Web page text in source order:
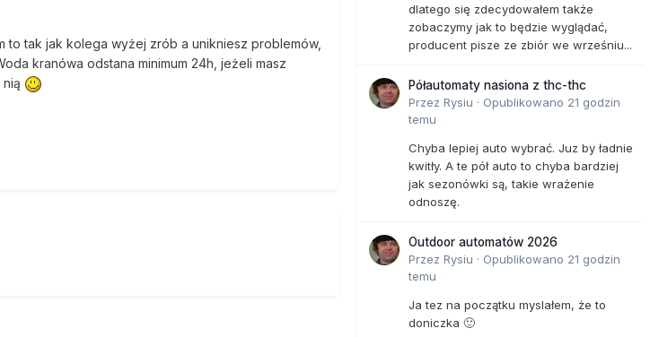
to tak jak kolega wyżej zrób a unikniesz problemów,
kranówa odstana minimum 24h, jeżeli masz
dlatego się zdecydowałem także
zobaczymy jak to będzie wyglądać,
producent pisze ze zbiór we wrześniu...
Półautomaty nasiona z thc-thc
Przez Rysiu · Opublikowano 21 godzin
temu
Chyba lepiej auto wybrać. Juz by ładnie
kwitły. A te pół auto to chyba bardziej
jak sezonówki są, takie wrażenie
odnoszę.
Outdoor automatów 2026
Przez Rysiu · Opublikowano 21 godzin
temu
Ja tez na początku myslałem, że to
doniczka 🙂